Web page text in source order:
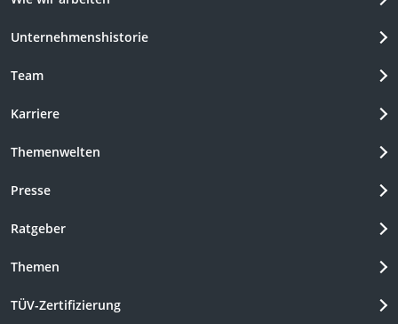
Unternehmenshistorie
Team
Karriere
Themenwelten
Presse
Ratgeber
Themen
TÜV-Zertifizierung